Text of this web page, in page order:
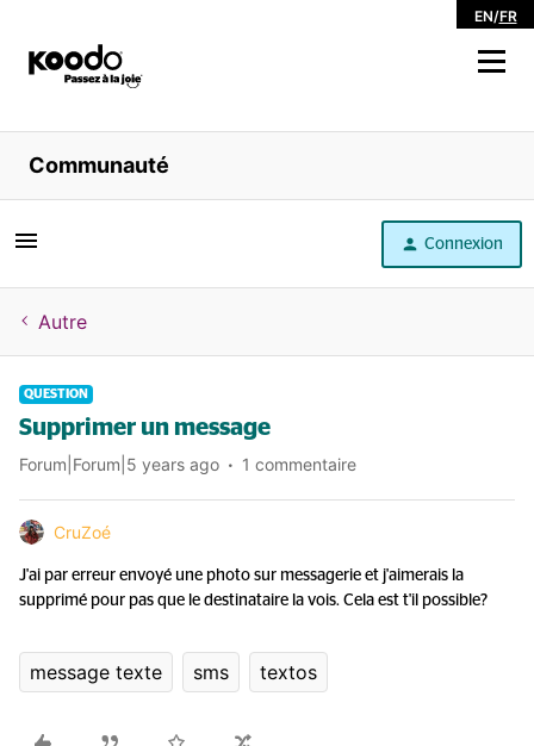
EN/FR
Magasiner
Libre service
Aide
Communauté
Connexion
Autre
QUESTION
Supprimer un message
Forum|Forum|5 years ago 1 commentaire
CruZoé
J'ai par erreur envoyé une photo sur messagerie et j'aimerais la
supprimé pour pas que le destinataire la vois. Cela est t'il possible?
message texte sms textos